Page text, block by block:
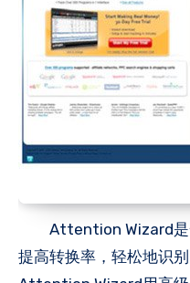
Attention Wizard是
提高转换率，轻松地识